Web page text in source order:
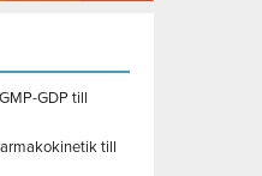
GDP till
till